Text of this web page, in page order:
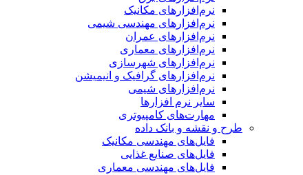
نرم‌افزارهای مکانیک
نرم‌افزارهای مهندسی شیمی
نرم‌افزارهای عمران
نرم‌افزارهای معماری
نرم‌افزارهای شهرسازی
نرم‌افزارهای گرافیک و انیمیشن
نرم‌افزارهای شیمی
سایر نرم افزارها
مهارت‌های کامپیوتری
طرح و نقشه و بانک داده
فایل‌های مهندسی مکانیک
فایل‌های صنایع غذایی
فایل‌های مهندسی معماری